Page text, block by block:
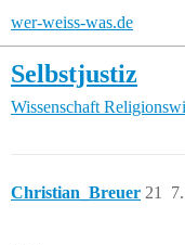
wer-weiss-was.de
Selbstjustiz
Wissenschaft
Christian_Breuer 21